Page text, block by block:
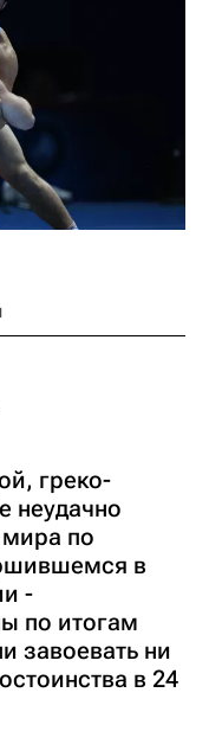
греко-
неудачно
по
в
-
по итогам
завоевать ни
в 24